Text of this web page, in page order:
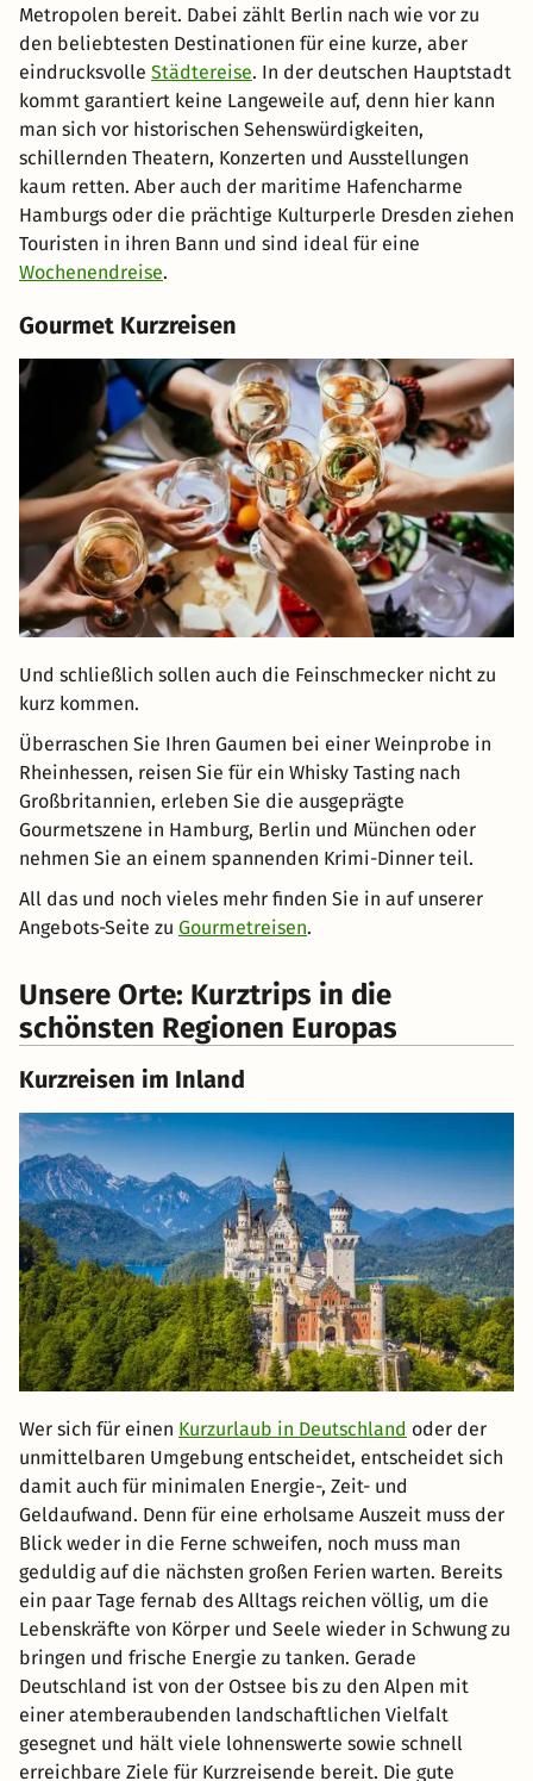
Metropolen bereit. Dabei zählt Berlin nach wie vor zu
den beliebtesten Destinationen für eine kurze, aber
eindrucksvolle Städtereise. In der deutschen Hauptstadt
kommt garantiert keine Langeweile auf, denn hier kann
man sich vor historischen Sehenswürdigkeiten,
schillernden Theatern, Konzerten und Ausstellungen
kaum retten. Aber auch der maritime Hafencharme
Hamburgs oder die prächtige Kulturperle Dresden ziehen
Touristen in ihren Bann und sind ideal für eine
Wochenendreise.
Gourmet Kurzreisen
Und schließlich sollen auch die Feinschmecker nicht zu
kurz kommen.
Überraschen Sie Ihren Gaumen bei einer Weinprobe in
Rheinhessen, reisen Sie für ein Whisky Tasting nach
Großbritannien, erleben Sie die ausgeprägte
Gourmetszene in Hamburg, Berlin und München oder
nehmen Sie an einem spannenden Krimi-Dinner teil.
All das und noch vieles mehr finden Sie in auf unserer
Angebots-Seite zu Gourmetreisen.
Unsere Orte: Kurztrips in die
schönsten Regionen Europas
Kurzreisen im Inland
Wer sich für einen Kurzurlaub in Deutschland oder der
unmittelbaren Umgebung entscheidet, entscheidet sich
damit auch für minimalen Energie-, Zeit- und
Geldaufwand. Denn für eine erholsame Auszeit muss der
Blick weder in die Ferne schweifen, noch muss man
geduldig auf die nächsten großen Ferien warten. Bereits
ein paar Tage fernab des Alltags reichen völlig, um die
Lebenskräfte von Körper und Seele wieder in Schwung zu
bringen und frische Energie zu tanken. Gerade
Deutschland ist von der Ostsee bis zu den Alpen mit
einer atemberaubenden landschaftlichen Vielfalt
gesegnet und hält viele lohnenswerte sowie schnell
erreichbare Ziele für Kurzreisende bereit. Die gute